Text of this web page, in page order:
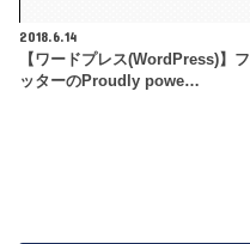
2018.6.14
【ワードプレス(WordPress)】フ
ッターのProudly powe…